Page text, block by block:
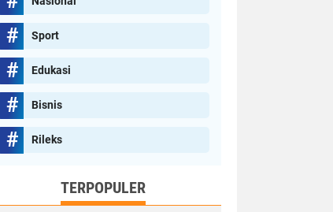
Sport
Edukasi
Bisnis
Rileks
TERPOPULER